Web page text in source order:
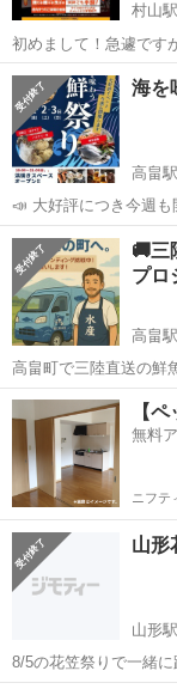
村山駅
初めまして！急遽ですが徳内
ります🎆皆様のお越し
山形 村山市 村
海
高畠駅
📣 大好評につき今週
(金)・2日(土)・3日(日) の3日間限定！ 🦪
さらに、 ・活ホタテ
山形 東置賜郡
🚚三
プロ
高畠駅
高畠町で三陸直送の鮮魚を
から生まれた新プロジ
賜地域の皆さまに“新鮮
クラウドファンディン
山形 東置賜郡
【
無料
ニフテ
山形
山形駅
8/5の花笠祭りで一緒